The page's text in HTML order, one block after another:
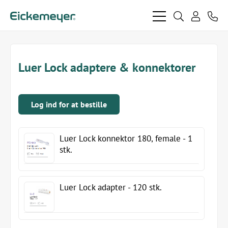
bars search
Luer Lock adaptere & konnektorer
Log ind for at bestille
Luer Lock konnektor 180, female - 1
stk.
Luer Lock adapter - 120 stk.